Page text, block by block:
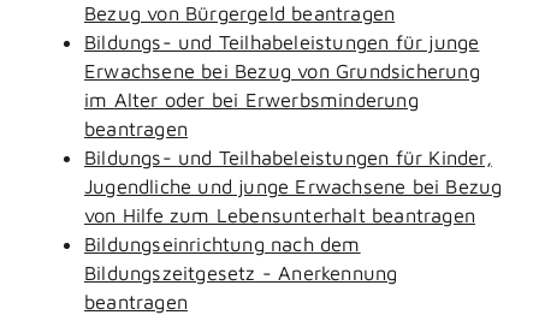
Bezug von Bürgergeld beantragen
Bildungs- und Teilhabeleistungen für junge
Erwachsene bei Bezug von Grundsicherung
im Alter oder bei Erwerbsminderung
beantragen
Bildungs- und Teilhabeleistungen für Kinder,
Jugendliche und junge Erwachsene bei Bezug
von Hilfe zum Lebensunterhalt beantragen
Bildungseinrichtung nach dem
Bildungszeitgesetz - Anerkennung
beantragen